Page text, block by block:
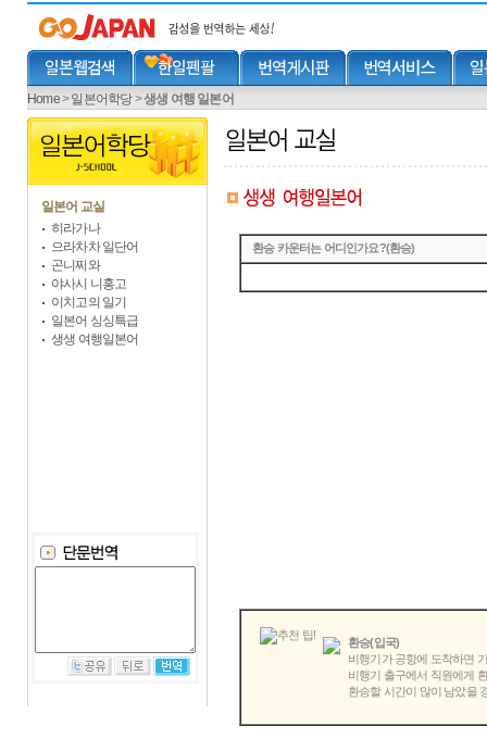
Home>일본어학당>생생 여행 일본어
일본어 교실
히라가나
으라차차 일단어
곤니찌와
야사시 니홍고
이치고의 일기
일본어 싱싱특급
생생 여행일본어
환승 카운터는 어디인가요?(환승)
환승(입국)
비행기가 공항에 도착하면
비행기 출구에서 직원에게
환승할 시간이 많이 남았을